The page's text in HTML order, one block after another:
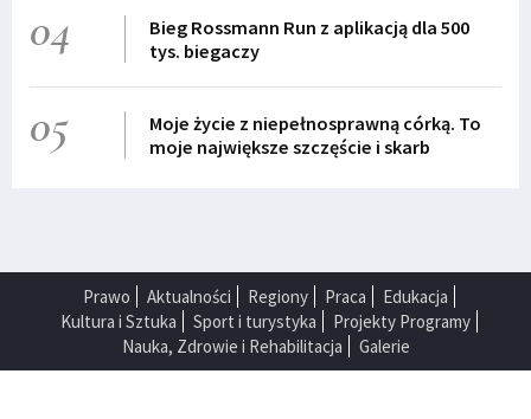
04
Bieg Rossmann Run z aplikacją dla 500
tys. biegaczy
05
Moje życie z niepełnosprawną córką. To
moje największe szczęście i skarb
Prawo Aktualności Regiony Praca
Edukacja
Kultura i Sztuka
Sport i turystyka
Projekty Programy
Nauka, Zdrowie i Rehabilitacja
Galerie